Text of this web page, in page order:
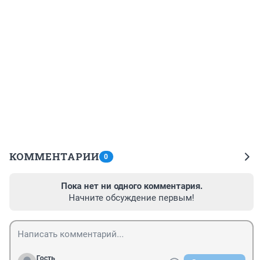
КОММЕНТАРИИ 0
Пока нет ни одного комментария.
Начните обсуждение первым!
Гость